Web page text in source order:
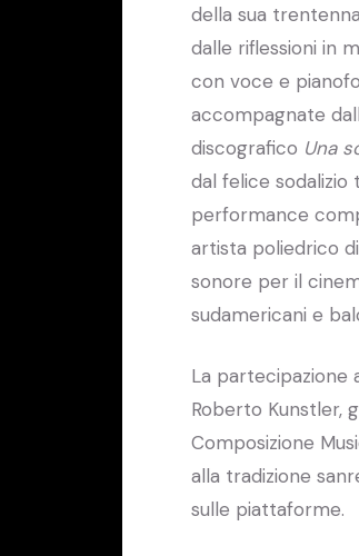
della sua
dalle riflessioni in
con voce e
accompagnate
discografico Una
dal felice
performance
artista poliedrico
sonore per il
sudamericani e
La partecipazione
Roberto Kunstler,
Composizione
alla tradizione
sulle piattaforme.